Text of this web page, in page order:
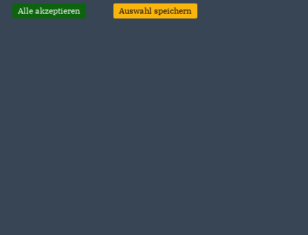
Alle akzeptieren Auswahl speichern